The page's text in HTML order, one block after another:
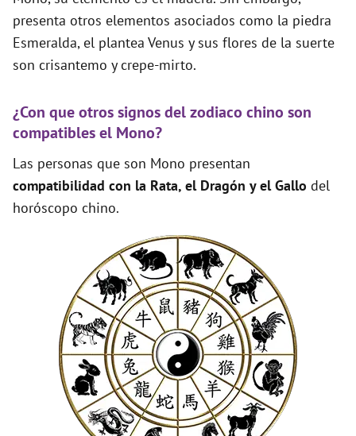
presenta otros elementos asociados como la piedra
Esmeralda, el plantea Venus y sus flores de la suerte
son crisantemo y crepe-mirto.
¿Con que otros signos del zodiaco chino son
compatibles el Mono?
Las personas que son Mono presentan
compatibilidad con la Rata, el Dragón y el Gallo del
horóscopo chino.